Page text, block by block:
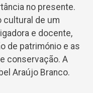
no presente.
cultural de um
e docente,
de património e as
conservação. A
Araújo Branco.